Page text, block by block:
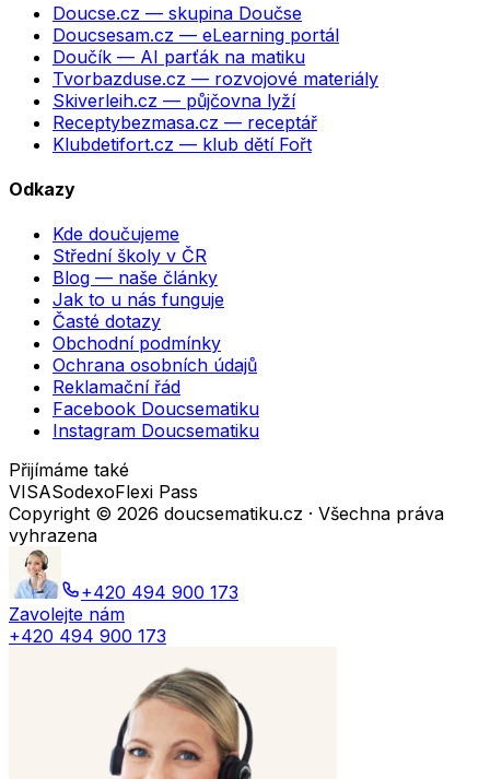
Doucse.cz — skupina Doučse
Doucsesam.cz — eLearning portál
Doučík — AI parťák na matiku
Tvorbazduse.cz — rozvojové materiály
Skiverleih.cz — půjčovna lyží
Receptybezmasa.cz — receptář
Klubdetifort.cz — klub dětí Fořt
Odkazy
Kde doučujeme
Střední školy v ČR
Blog — naše články
Jak to u nás funguje
Časté dotazy
Obchodní podmínky
Ochrana osobních údajů
Reklamační řád
Facebook Doucsematiku
Instagram Doucsematiku
Přijímáme také
VISASodexoFlexi Pass
Copyright © 2026 doucsematiku.cz · Všechna práva
vyhrazena
+420 494 900 173
Zavolejte nám
+420 494 900 173